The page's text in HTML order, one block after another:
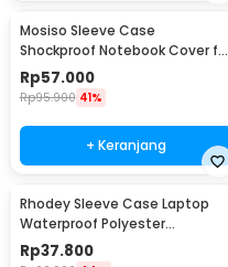
Mosiso Sleeve Case
Shockproof Notebook Cover for
Laptop 15.6 Inch - C0412
Rp57.000
Rp95.900 41%
+ Keranjang
Rhodey Sleeve Case Laptop
Waterproof Polyester
Neoprene Bag 13 Inch - L123F
Rp37.800